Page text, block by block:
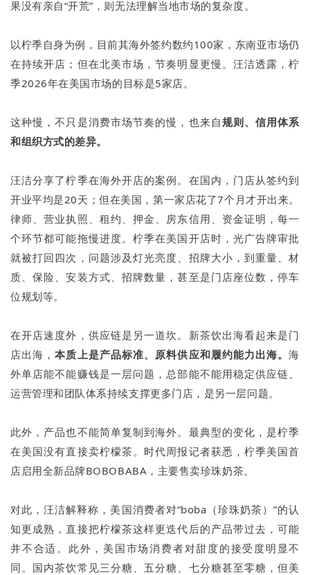
果没有亲自“开荒”，则无法理解当地市场的复杂度。
以柠季自身为例，目前其海外签约数约100家，东南亚市场仍
在持续开店；但在北美市场，节奏明显更慢。汪洁透露，柠
季2026年在美国市场的目标是5家店。
这种慢，不只是消费市场节奏的慢，也来自规则、信用体系
和组织方式的差异。
汪洁分享了柠季在海外开店的案例。在国内，门店从签约到
开业平均是20天；但在美国，第一家店花了7个月才开出来。
律师、营业执照、租约、押金、房东信用、资金证明，每一
个环节都可能拖慢进度。柠季在美国开店时，光广告牌审批
就被打回四次，问题涉及灯光亮度、招牌大小，到重量、材
质、保险、安装方式、招牌数量，甚至是门店座位数，停车
位规划等。
在开店速度外，供应链是另一道坎。新茶饮出海看起来是门
店出海，本质上是产品标准、原料供应和履约能力出海。海
外单店能不能赚钱是一层问题，总部能不能用稳定供应链、
运营管理和团队体系持续支撑更多门店，是另一层问题。
此外，产品也不能简单复制到海外。最典型的变化，是柠季
在美国没有直接卖柠檬茶。时代周报记者获悉，柠季美国首
店启用全新品牌BOBOBABA，主要售卖珍珠奶茶。
对此，汪洁解释称，美国消费者对“boba（珍珠奶茶）”的认
知更成熟，直接把柠檬茶这样更迭代后的产品带过去，可能
并不合适。此外，美国市场消费者对甜度的接受度明显不
同。国内茶饮常见三分糖、五分糖、七分糖甚至零糖，但美